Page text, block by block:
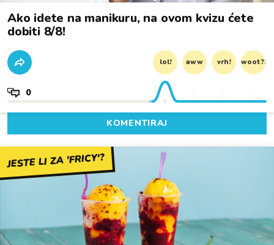
Ako idete na manikuru, na ovom kvizu ćete
dobiti 8/8!
lol! aww vrh! woot?!
0
KOMENTIRAJ
JESTE LI ZA 'FRICY'?